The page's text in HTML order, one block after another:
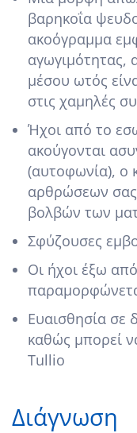
βαρηκοΐα
ακοόγραμμα
αγωγιμότητας,
μέσου ωτός
στις χαμηλές
Ήχοι από το
ακούγονται
(αυτοφωνία), ο
αρθρώσεων σας
βολβών των
Σφύζουσες
Οι ήχοι έξω
Ευαισθησία σε
καθώς μπορεί
Tullio
Διάγνωση